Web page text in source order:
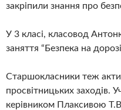
закріпили знання про
У 3 класі, класовод
заняття “Безпека на
Старшокласники теж
просвітницьких заходів.
керівником Плаксивою